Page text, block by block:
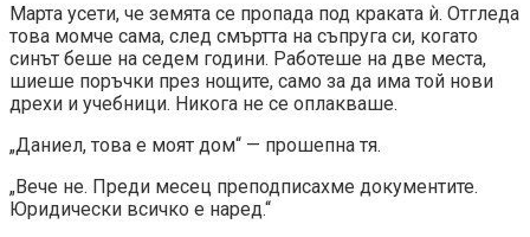
Марта усети, че земята се пропада под краката ѝ. Отгледа
това момче сама, след смъртта на съпруга си, когато
синът беше на седем години. Работеше на две места,
шиеше поръчки през нощите, само за да има той нови
дрехи и учебници. Никога не се оплакваше.
„Даниел, това е моят дом“ — прошепна тя.
„Вече не. Преди месец преподписахме документите.
Юридически всичко е наред.“